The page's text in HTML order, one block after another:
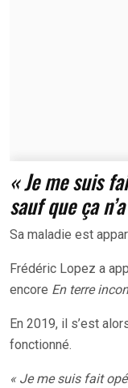
« Je me suis
sauf que ça
Sa maladie est
Frédéric Lopez a
encore En terre
En 2019, il s’est
fonctionné.
« Je me suis fait